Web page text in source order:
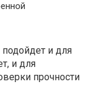
и для
и для
прочности